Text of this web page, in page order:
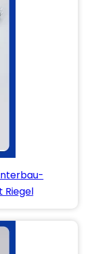
Riegel